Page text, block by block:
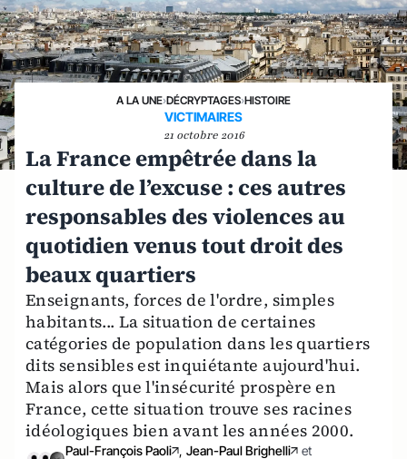
A LA UNE›DÉCRYPTAGES›HISTOIRE
VICTIMAIRES
21 octobre 2016
La France empêtrée dans la
culture de l’excuse : ces autres
responsables des violences au
quotidien venus tout droit des
beaux quartiers
Enseignants, forces de l'ordre, simples
habitants... La situation de certaines
catégories de population dans les quartiers
dits sensibles est inquiétante aujourd'hui.
Mais alors que l'insécurité prospère en
France, cette situation trouve ses racines
idéologiques bien avant les années 2000.
Paul-François Paoli , Jean-Paul Brighelli
et